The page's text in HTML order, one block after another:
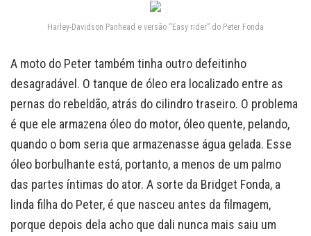
Harley-Davidson Panhead e versão “Easy rider” do Peter Fonda
A moto do Peter também tinha outro defeitinho
desagradável. O tanque de óleo era localizado entre as
pernas do rebeldão, atrás do cilindro traseiro. O problema
é que ele armazena óleo do motor, óleo quente, pelando,
quando o bom seria que armazenasse água gelada. Esse
óleo borbulhante está, portanto, a menos de um palmo
das partes íntimas do ator. A sorte da Bridget Fonda, a
linda filha do Peter, é que nasceu antes da filmagem,
porque depois dela acho que dali nunca mais saiu um